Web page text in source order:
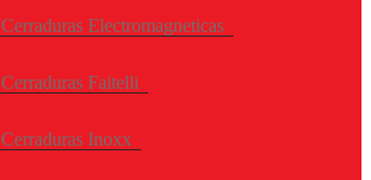
Cerraduras Electromagneticas
Cerraduras Faitelli
Cerraduras Inoxx